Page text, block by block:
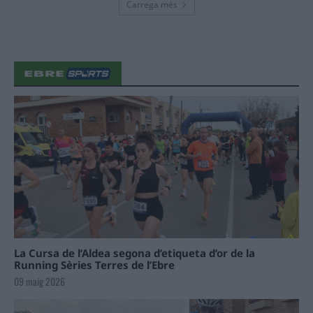
Carrega més
La Cursa de l’Aldea segona d’etiqueta d’or de la
Running Sèries Terres de l’Ebre
09 maig 2026